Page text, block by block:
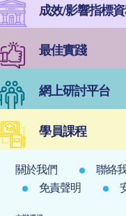
成效/影響指標
最佳實踐
網上研討平台
學員課程
關於我們 聯絡
免責聲明